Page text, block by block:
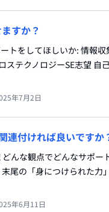
すか？
トをしてほしいか: 情報
テクノロジーSE志望 自
年7月2日
連付ければ良いですか
んな観点でどんなサポー
尾の「身につけられた力
年6月11日